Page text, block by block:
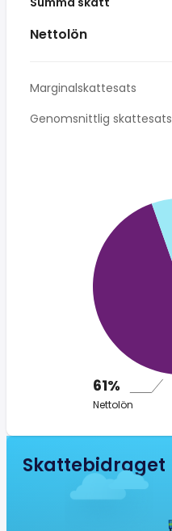
Nettolön
Marginalskattesats
Genomsnittlig skattesats
61%
Nettolön
Skattebidraget